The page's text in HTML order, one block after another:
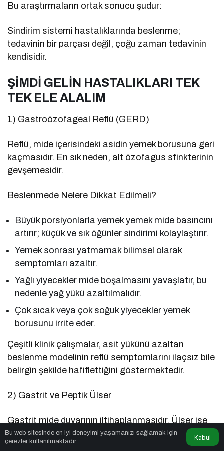
Bu araştırmaların ortak sonucu şudur:
Sindirim sistemi hastalıklarında beslenme;
tedavinin bir parçası değil, çoğu zaman tedavinin
kendisidir.
ŞİMDİ GELİN HASTALIKLARI TEK
TEK ELE ALALIM
1) Gastroözofageal Reflü (GERD)
Reflü, mide içerisindeki asidin yemek borusuna geri
kaçmasıdır. En sık neden, alt özofagus sfinkterinin
gevşemesidir.
Beslenmede Nelere Dikkat Edilmeli?
Büyük porsiyonlarla yemek yemek mide basıncını
artırır; küçük ve sık öğünler sindirimi kolaylaştırır.
Yemek sonrası yatmamak bilimsel olarak
semptomları azaltır.
Yağlı yiyecekler mide boşalmasını yavaşlatır, bu
nedenle yağ yükü azaltılmalıdır.
Çok sıcak veya çok soğuk yiyecekler yemek
borusunu irrite eder.
Çeşitli klinik çalışmalar, asit yükünü azaltan
beslenme modelinin reflü semptomlarını ilaçsız bile
belirgin şekilde hafiflettiğini göstermektedir.
2) Gastrit ve Peptik Ülser
Gastrit mide duvarının iltihaplanmasıdır. Ülser ise
mide veya ince bağırsağın başlangıç bölümünde
yara oluşmasıdır.
Bu web sitesinde en iyi deneyimi yaşamanızı sağlamak için
çerezler kullanılmaktadır.
Kabul